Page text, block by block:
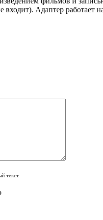
входит). Адаптер работает
текст.